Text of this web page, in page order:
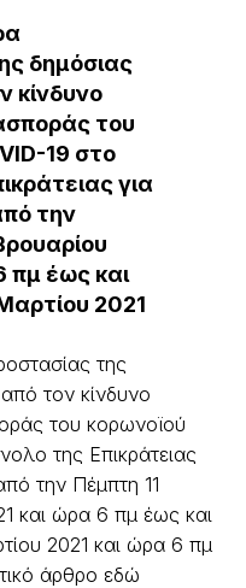
δημόσιας
κίνδυνο
του
19 στο
για
την
πμ έως και
2021
της
τον κίνδυνο
του κορωνοϊού
της Επικράτειας
την Πέμπτη 11
και ώρα 6 πμ έως και
2021 και ώρα 6 πμ
άρθρο εδώ